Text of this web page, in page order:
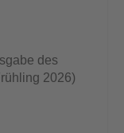
des
2026)